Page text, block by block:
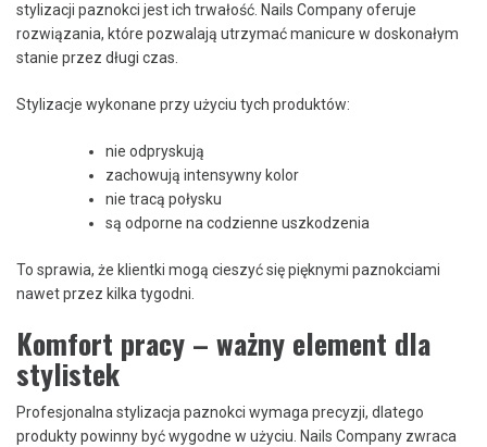
stylizacji paznokci jest ich trwałość. Nails Company oferuje
rozwiązania, które pozwalają utrzymać manicure w doskonałym
stanie przez długi czas.
Stylizacje wykonane przy użyciu tych produktów:
nie odpryskują
zachowują intensywny kolor
nie tracą połysku
są odporne na codzienne uszkodzenia
To sprawia, że klientki mogą cieszyć się pięknymi paznokciami
nawet przez kilka tygodni.
Komfort pracy – ważny element dla
stylistek
Profesjonalna stylizacja paznokci wymaga precyzji, dlatego
produkty powinny być wygodne w użyciu. Nails Company zwraca